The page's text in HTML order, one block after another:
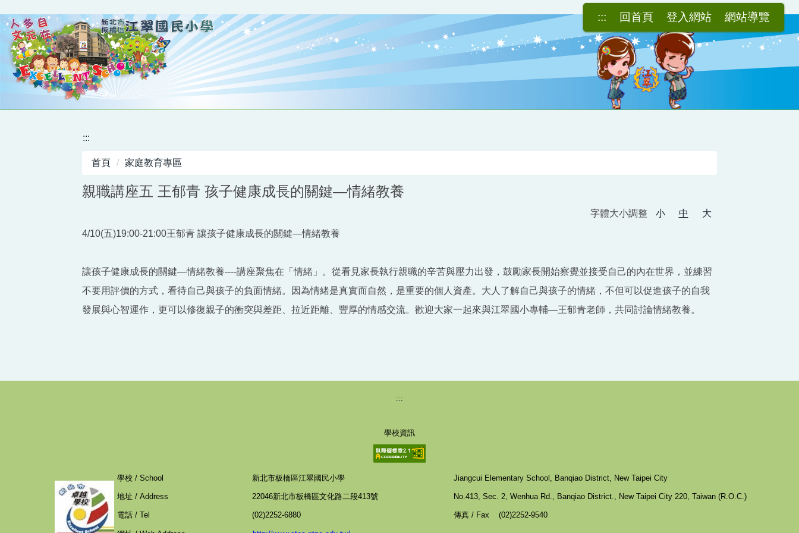
到
主
要
內
::: 回首頁 登入網站 網站導覽
:::
首頁 家庭教育專區
親職講座五 王郁青 孩子健康成長的關鍵—情緒教養
字體大小調整 小 中
大
4/10(五)19:00-21:00王郁青 讓孩子健康成長的關鍵—情緒教養
讓孩子健康成長的關鍵—情緒教養----講座聚焦在「情緒」。從看見家長執行親職的辛苦與壓力出發，鼓勵家長開始察覺並接受自己的內在世界，並練習
不要用評價的方式，看待自己與孩子的負面情緒。因為情緒是真實而自然，是重要的個人資產。大人了解自己與孩子的情緒，不但可以促進孩子的自我
發展與心智運作，更可以修復親子的衝突與差距、拉近距離、豐厚的情感交流。歡迎大家一起來與江翠國小專輔—王郁青老師，共同討論情緒教養。
:::
學校資訊
學校 / School 新北市板橋區江翠國民小學 Jiangcui Elementary School, Banqiao District, New Taipei City
地址 / Address 22046新北市板橋區文化路二段413號 No.413, Sec. 2, Wenhua Rd., Banqiao District., New Taipei City 220, Taiwan (R.O.C.)
電話 / Tel (02)2252-6880 傳真 / Fax (02)2252-9540